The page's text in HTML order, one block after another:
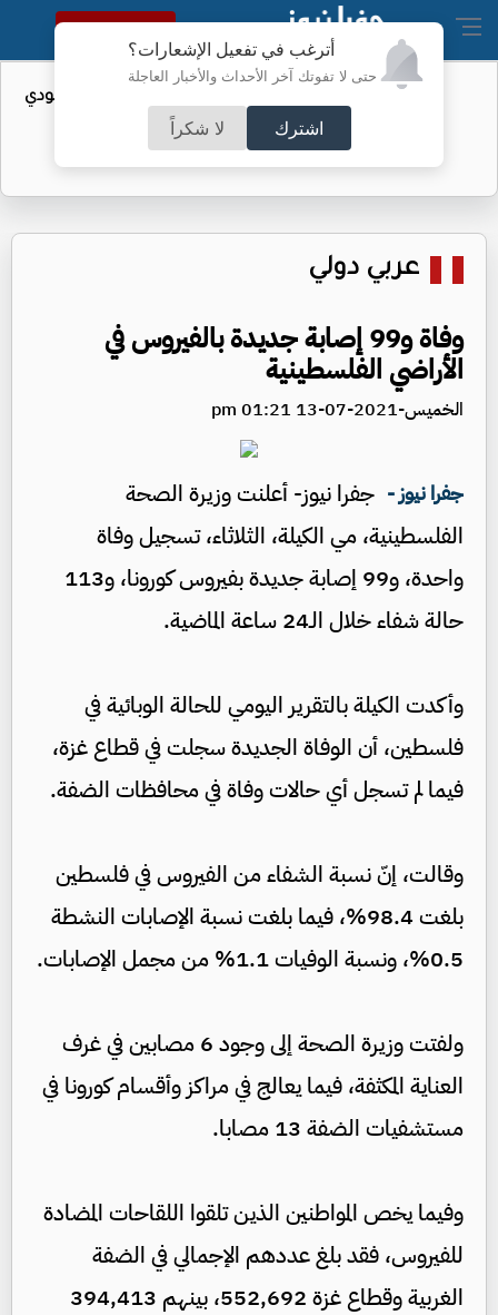
أترغب في تفعيل الإشعارات؟
حتى لا تفوتك آخر الأحداث والأخبار العاجلة
اشترك لا شكراً
النسخة الكاملة
واردات الولايات المتحدة من النفط السعودي
تهبط إلى الصفر
عربي دولي
وفاة و99 إصابة جديدة بالفيروس في
الأراضي الفلسطينية
الخميس-2021-07-13 01:21 pm
جفرا نيوز - جفرا نيوز- أعلنت وزيرة الصحة
الفلسطينية، مي الكيلة، الثلاثاء، تسجيل وفاة
واحدة، و99 إصابة جديدة بفيروس كورونا، و113
حالة شفاء خلال الـ24 ساعة الماضية.
وأكدت الكيلة بالتقرير اليومي للحالة الوبائية في
فلسطين، أن الوفاة الجديدة سجلت في قطاع غزة،
فيما لم تسجل أي حالات وفاة في محافظات الضفة.
وقالت، إنّ نسبة الشفاء من الفيروس في فلسطين
بلغت 98.4%، فيما بلغت نسبة الإصابات النشطة
0.5%، ونسبة الوفيات 1.1% من مجمل الإصابات.
ولفتت وزيرة الصحة إلى وجود 6 مصابين في غرف
العناية المكثفة، فيما يعالج في مراكز وأقسام كورونا في
مستشفيات الضفة 13 مصابا.
وفيما يخص المواطنين الذين تلقوا اللقاحات المضادة
للفيروس، فقد بلغ عددهم الإجمالي في الضفة
الغربية وقطاع غزة 552,692، بينهم 394,413